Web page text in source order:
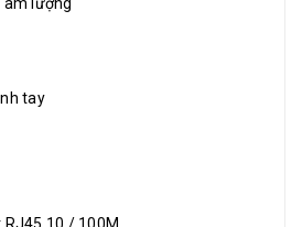
âm lượng
tay